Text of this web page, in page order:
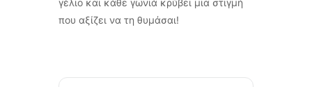
γέλιο και κάθε γωνιά κρύβει μια στιγμή
που αξίζει να τη θυμάσαι!